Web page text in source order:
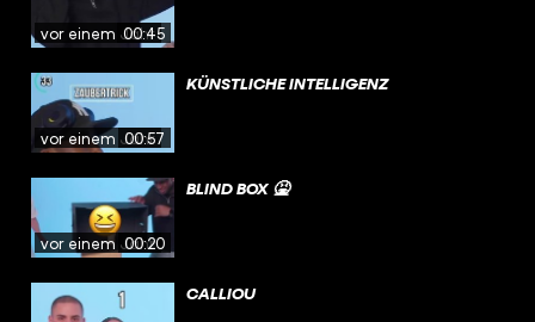
vor einem Jahr
00:45
vor einem Jahr
00:57
KÜNSTLICHE INTELLIGENZ
vor einem Jahr
00:20
BLIND BOX 🤮
CALLIOU